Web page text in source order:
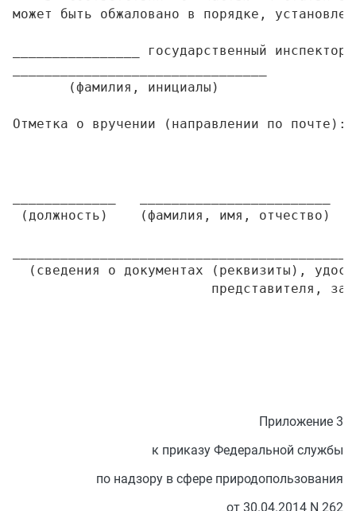
может быть обжаловано в порядке,
________________ государственный
(фамилия, инициалы)
Отметка о вручении (направлении по почте):
(должность)    (фамилия, имя, отчество)
(сведения о документах (реквизиты),
Приложение 3
к приказу Федеральной службы
по надзору в сфере природопользования
от 30.04.2014 N 262